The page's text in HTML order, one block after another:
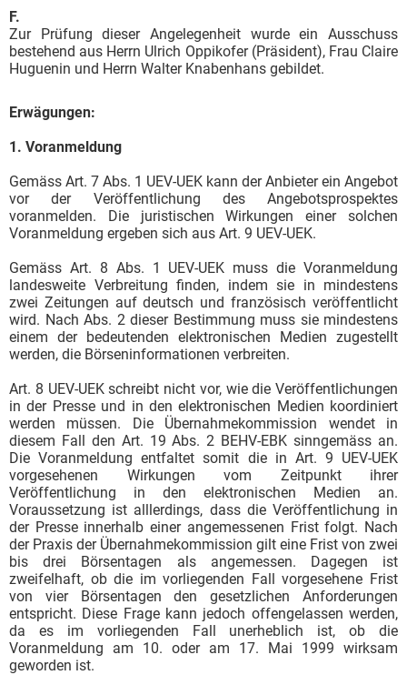
F.
Zur Prüfung dieser Angelegenheit wurde ein Ausschuss
bestehend aus Herrn Ulrich Oppikofer (Präsident), Frau Claire
Huguenin und Herrn Walter Knabenhans gebildet.
Erwägungen:
1. Voranmeldung
Gemäss Art. 7 Abs. 1 UEV-UEK kann der Anbieter ein Angebot
vor der Veröffentlichung des Angebotsprospektes
voranmelden. Die juristischen Wirkungen einer solchen
Voranmeldung ergeben sich aus Art. 9 UEV-UEK.
Gemäss Art. 8 Abs. 1 UEV-UEK muss die Voranmeldung
landesweite Verbreitung finden, indem sie in mindestens
zwei Zeitungen auf deutsch und französisch veröffentlicht
wird. Nach Abs. 2 dieser Bestimmung muss sie mindestens
einem der bedeutenden elektronischen Medien zugestellt
werden, die Börseninformationen verbreiten.
Art. 8 UEV-UEK schreibt nicht vor, wie die Veröffentlichungen
in der Presse und in den elektronischen Medien koordiniert
werden müssen. Die Übernahmekommission wendet in
diesem Fall den Art. 19 Abs. 2 BEHV-EBK sinngemäss an.
Die Voranmeldung entfaltet somit die in Art. 9 UEV-UEK
vorgesehenen Wirkungen vom Zeitpunkt ihrer
Veröffentlichung in den elektronischen Medien an.
Voraussetzung ist alllerdings, dass die Veröffentlichung in
der Presse innerhalb einer angemessenen Frist folgt. Nach
der Praxis der Übernahmekommission gilt eine Frist von zwei
bis drei Börsentagen als angemessen. Dagegen ist
zweifelhaft, ob die im vorliegenden Fall vorgesehene Frist
von vier Börsentagen den gesetzlichen Anforderungen
entspricht. Diese Frage kann jedoch offengelassen werden,
da es im vorliegenden Fall unerheblich ist, ob die
Voranmeldung am 10. oder am 17. Mai 1999 wirksam
geworden ist.